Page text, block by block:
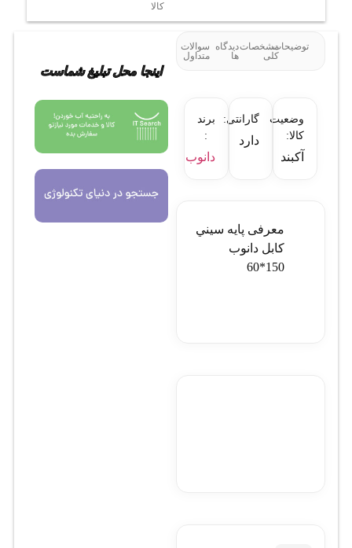
کالا
توضیحاتمشخصات
کلی
دیدگاه
ها
سوالات
متداول
وضعیت
کالا:
آکبند
گارانتی:
دارد
برند
:
دانوب
معرفی پايه سيني
کابل دانوب
150*60
اینجا محل تبلیغ شماست